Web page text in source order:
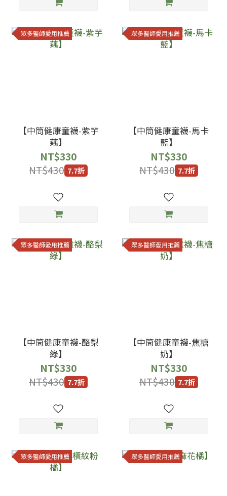
眾多醫師愛用推薦
【中筒健康童襪-紫芋
藕】
NT$330
NT$430 7.7折
眾多醫師愛用推薦
【中筒健康童襪-馬卡
藍】
NT$330
NT$430 7.7折
眾多醫師愛用推薦
【中筒健康童襪-酪梨
綠】
NT$330
NT$430 7.7折
眾多醫師愛用推薦
【中筒健康童襪-焦糖
奶】
NT$330
NT$430 7.7折
眾多醫師愛用推薦 眾多醫師愛用推薦